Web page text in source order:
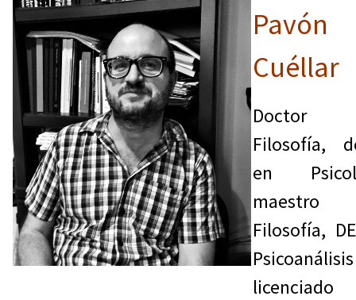
Pavón
Cuéllar
Filosofía,
en
Filosofía,